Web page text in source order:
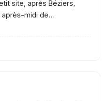
site, après Béziers,
après-midi de…